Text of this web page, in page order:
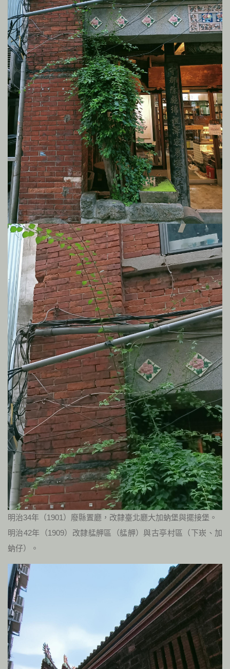
明治34年（1901）廢縣置廳，改隸臺北廳大加蚋堡與擺接堡。
明治42年（1909）改隸艋舺區（艋舺）與古亭村區（下崁、加
蚋仔）。